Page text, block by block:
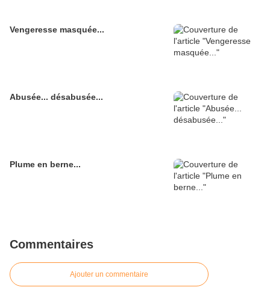
Vengeresse masquée...
Abusée... désabusée...
Plume en berne...
Commentaires
Ajouter un commentaire